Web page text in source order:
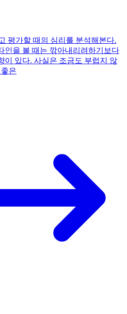
평가할 때의 심리를 분석해본다.
인을 볼 때는 깎아내리려하기보다
이 있다. 사실은 조금도 부럽지 않
은